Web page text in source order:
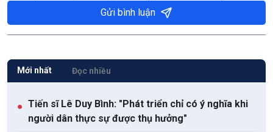
Gửi bình luận
Mới nhất Đọc nhiều
● Tiến sĩ Lê Duy Bình: "Phát triển chỉ có ý nghĩa khi
người dân thực sự được thụ hưởng"